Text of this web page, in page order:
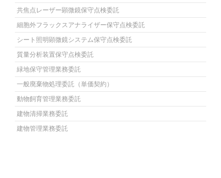
共焦点レーザー顕微鏡保守点検委託
細胞外フラックスアナライザー保守点検委託
シート照明顕微鏡システム保守点検委託
質量分析装置保守点検委託
緑地保守管理業務委託
一般廃棄物処理委託（単価契約）
動物飼育管理業務委託
建物清掃業務委託
建物管理業務委託